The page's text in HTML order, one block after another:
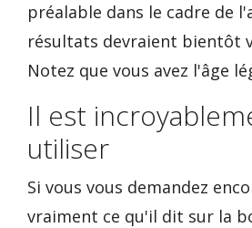
préalable dans le cadre de
résultats devraient bientôt
Notez que vous avez l'âge
Il est
utiliser
Si vous vous demandez
vraiment ce qu'il dit sur la